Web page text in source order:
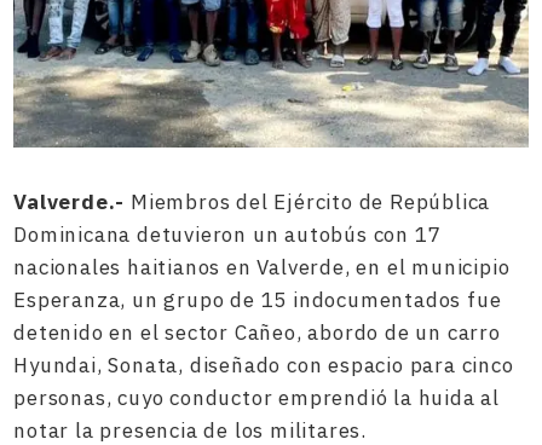
Valverde.- Miembros del Ejército de República
Dominicana detuvieron un autobús con 17
nacionales haitianos en Valverde, en el municipio
Esperanza, un grupo de 15 indocumentados fue
detenido en el sector Cañeo, abordo de un carro
Hyundai, Sonata, diseñado con espacio para cinco
personas, cuyo conductor emprendió la huida al
notar la presencia de los militares.